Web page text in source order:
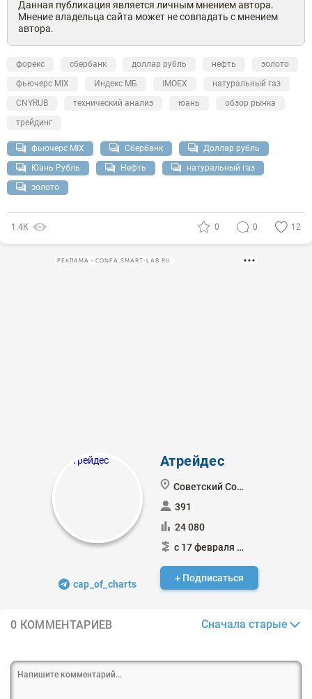
Данная публикация является личным мнением автора.
Мнение владельца сайта может не совпадать с мнением
автора.
форекс сбербанк доллар рубль нефть
золото
фьючерс MIX
Индекс МБ IMOEX
натуральный газ
CNYRUB
технический анализ юань
обзор рынка
трейдинг
фьючерс MIX Сбербанк
Доллар рубль
Юань Рубль
Нефть
натуральный газ
золото
1.4К 0 0 12
РЕКЛАМА • CONFA.SMART-LAB.RU
cap_of_charts
Атрейдес
Советский Союз
391
24 080
с 17 февраля 2011
+ Подписаться
0 КОММЕНТАРИЕВ Сначала старые